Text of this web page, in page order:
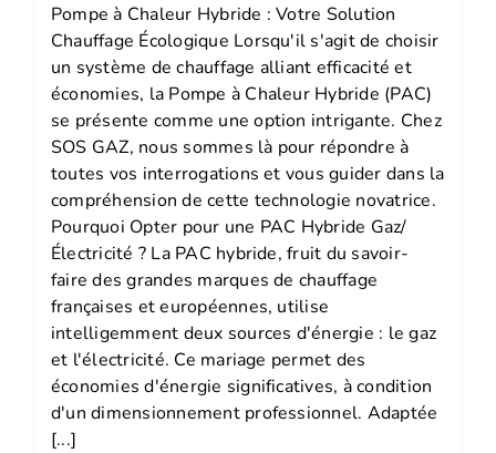
Pompe à Chaleur Hybride : Votre Solution
Chauffage Écologique Lorsqu'il s'agit de choisir
un système de chauffage alliant efficacité et
économies, la Pompe à Chaleur Hybride (PAC)
se présente comme une option intrigante. Chez
SOS GAZ, nous sommes là pour répondre à
toutes vos interrogations et vous guider dans la
compréhension de cette technologie novatrice.
Pourquoi Opter pour une PAC Hybride Gaz/
Électricité ? La PAC hybride, fruit du savoir-
faire des grandes marques de chauffage
françaises et européennes, utilise
intelligemment deux sources d'énergie : le gaz
et l'électricité. Ce mariage permet des
économies d'énergie significatives, à condition
d'un dimensionnement professionnel. Adaptée
[...]